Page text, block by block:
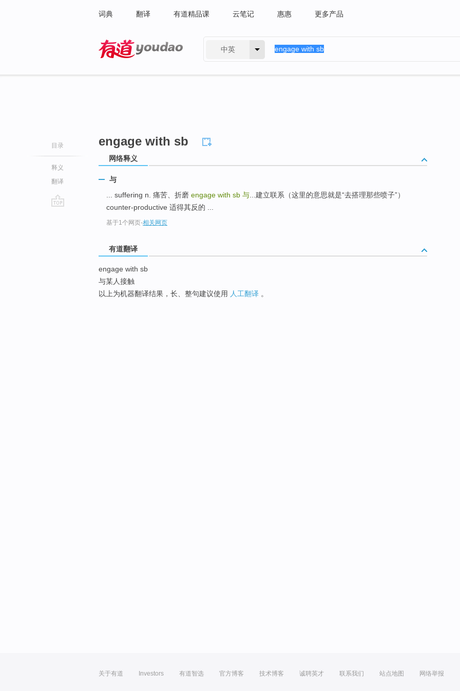
词典 翻译 有道精品课 云笔记 惠惠 更多产品
中英
目录
释义
翻译
engage with sb
网络释义
与
... suffering n. 痛苦、折磨 engage with sb 与 ...建立联系（这里的意思就是“去搭理那些喷子”）
counter-productive 适得其反的 ...
基于1个网页-相关网页
有道翻译
engage with sb
与某人接触
以上为机器翻译结果，长、整句建议使用 人工翻译 。
关于有道 Investors 有道智选 官方博客 技术博客 诚聘英才 联系我们 站点地图 网络举报